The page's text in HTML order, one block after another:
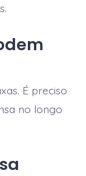
É preciso
no longo